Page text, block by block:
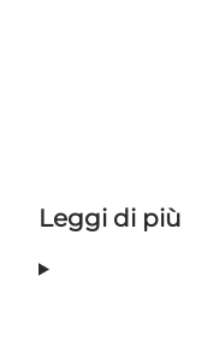
Leggi di più